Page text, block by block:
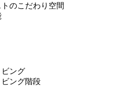
のこだわり空間
ビング
ビング階段